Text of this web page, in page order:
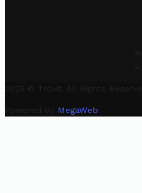
2025 © Trovit. All Rights
Powered By MegaWeb